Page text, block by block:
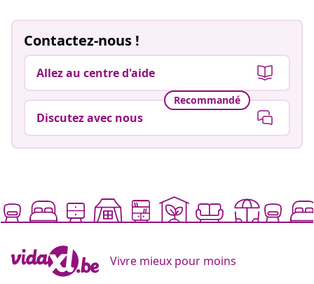
Vivre mieux pour moins
Modes de paiement pris en charge
Rejoignez plus de 700 000 acheteurs qui reçoivent les
offres hebdomadaires, les promotions saisonnières et